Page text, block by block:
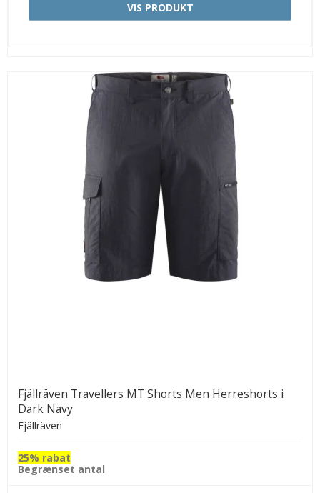
VIS PRODUKT
Fjällräven Travellers MT Shorts Men Herreshorts i
Dark Navy
Fjällräven
25% rabat
Begrænset antal